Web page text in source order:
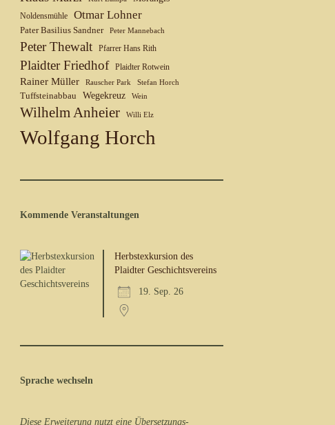
Noldensmühle Otmar Lohner
Pater Basilius Sandner Peter Mannebach
Peter Thewalt Pfarrer Hans Rith
Plaidter Friedhof Plaidter Rotwein
Rainer Müller Rauscher Park Stefan Horch
Tuffsteinabbau Wegekreuz Wein
Wilhelm Anheier Willi Elz
Wolfgang Horch
Kommende Veranstaltungen
Herbstexkursion des
Plaidter Geschichtsvereins
19. Sep. 26
Sprache wechseln
Diese Erweiterung nutzt eine Übersetzungs-